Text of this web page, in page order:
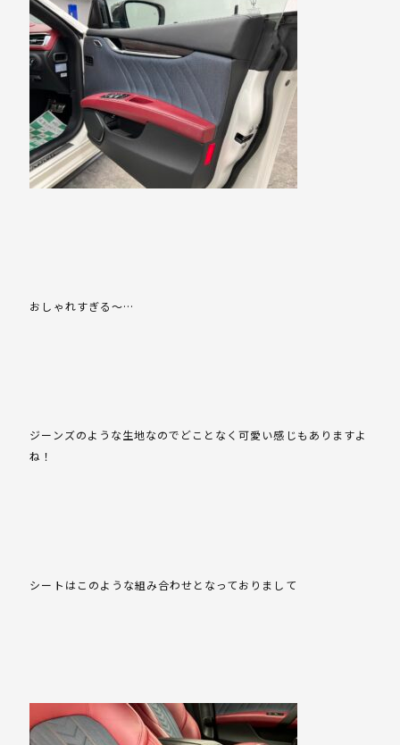
おしゃれすぎる～…
ジーンズのような生地なのでどことなく可愛い感じもありますよ
ね！
シートはこのような組み合わせとなっておりまして